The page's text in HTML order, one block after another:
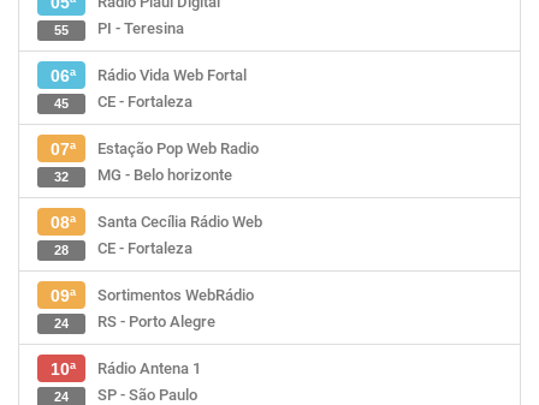
PI - Teresina
55
06ª
Rádio Vida Web Fortal
CE - Fortaleza
45
07ª
Estação Pop Web Radio
MG - Belo horizonte
32
08ª
Santa Cecília Rádio Web
CE - Fortaleza
28
09ª
Sortimentos WebRádio
RS - Porto Alegre
24
10ª
Rádio Antena 1
SP - São Paulo
24